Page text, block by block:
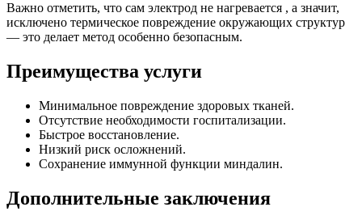
Важно отметить, что сам электрод не нагревается , а значит,
исключено термическое повреждение окружающих структур
— это делает метод особенно безопасным.
Преимущества услуги
Минимальное повреждение здоровых тканей.
Отсутствие необходимости госпитализации.
Быстрое восстановление.
Низкий риск осложнений.
Сохранение иммунной функции миндалин.
Дополнительные заключения